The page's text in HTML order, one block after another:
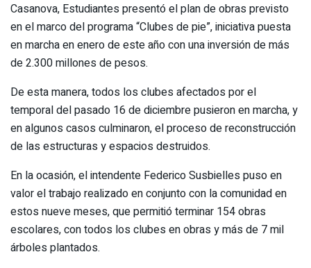
Casanova, Estudiantes presentó el plan de obras previsto
en el marco del programa “Clubes de pie”, iniciativa puesta
en marcha en enero de este año con una inversión de más
de 2.300 millones de pesos.
De esta manera, todos los clubes afectados por el
temporal del pasado 16 de diciembre pusieron en marcha, y
en algunos casos culminaron, el proceso de reconstrucción
de las estructuras y espacios destruidos.
En la ocasión, el intendente Federico Susbielles puso en
valor el trabajo realizado en conjunto con la comunidad en
estos nueve meses, que permitió terminar 154 obras
escolares, con todos los clubes en obras y más de 7 mil
árboles plantados.